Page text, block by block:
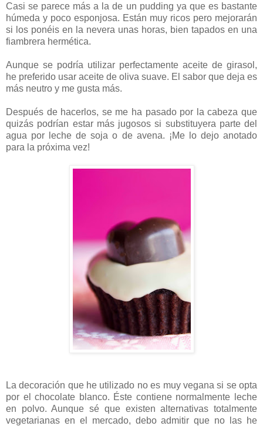
Casi se parece más a la de un pudding ya que es bastante
húmeda y poco esponjosa. Están muy ricos pero mejorarán
si los ponéis en la nevera unas horas, bien tapados en una
fiambrera hermética.
Aunque se podría utilizar perfectamente aceite de girasol,
he preferido usar aceite de oliva suave. El sabor que deja es
más neutro y me gusta más.
Después de hacerlos, se me ha pasado por la cabeza que
quizás podrían estar más jugosos si substituyera parte del
agua por leche de soja o de avena. ¡Me lo dejo anotado
para la próxima vez!
La decoración que he utilizado no es muy vegana si se opta
por el chocolate blanco. Éste contiene normalmente leche
en polvo. Aunque sé que existen alternativas totalmente
vegetarianas en el mercado, debo admitir que no las he